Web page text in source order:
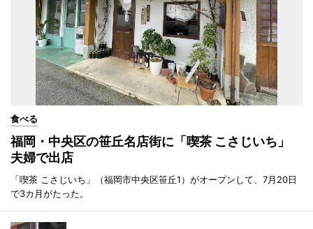
食べる
福岡・中央区の笹丘名店街に「喫茶 こさじいち」
夫婦で出店
「喫茶 こさじいち」（福岡市中央区笹丘1）がオープンして、7月20日
で3カ月がたった。